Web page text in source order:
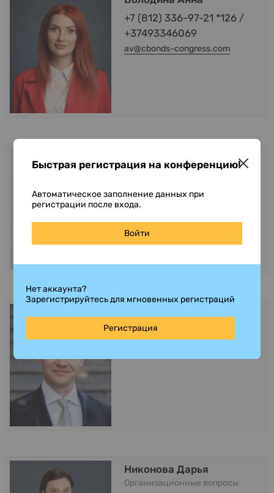
+7 (812) 336-97-21 *126 /
+37493346069
av@cbonds-congress.com
+971 522 8189 46
veselova@cbonds.com
+393453534423
Никонова Дарья
Организационные вопросы
Быстрая регистрация на конференцию!
Автоматическое заполнение данных при
регистрации после входа.
Войти
Нет аккаунта?
Зарегистрируйтесь для мгновенных регистраций
Регистрация